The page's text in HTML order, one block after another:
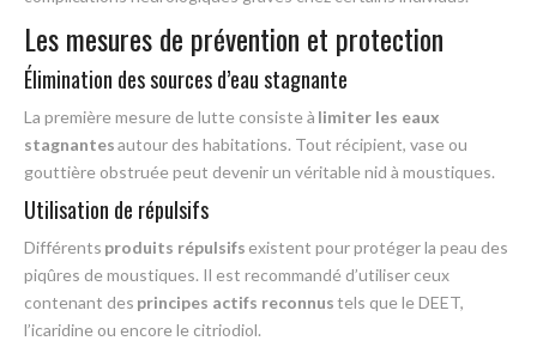
Les mesures de prévention et protection
Élimination des sources d’eau stagnante
La première mesure de lutte consiste à limiter les eaux
stagnantesautour des habitations. Tout récipient, vase ou
gouttière obstruée peut devenir un véritable nid à moustiques.
Utilisation de répulsifs
Différents produits répulsifs existent pour protéger la peau des
piqûres de moustiques. Il est recommandé d’utiliser ceux
contenant des principes actifs reconnustels que le DEET,
l’icaridine ou encore le citriodiol.